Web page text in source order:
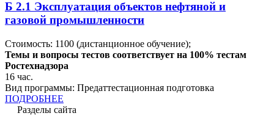
Б 2.1 Эксплуатация объектов нефтяной и
газовой промышленности
Стоимость: 1100 (дистанционное обучение);
Темы и вопросы тестов соответствует на 100% тестам
Ростехнадзора
16 час.
Вид программы: Предаттестационная подготовка
ПОДРОБНЕЕ
Разделы сайта